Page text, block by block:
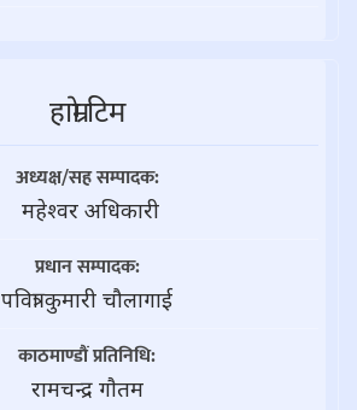
हाम्राे टिम
अध्यक्ष/सह सम्पादक:
महेश्वर अधिकारी
प्रधान सम्पादक:
पवित्रा कुमारी चौलागाई
काठमाण्डौं प्रतिनिधि:
रामचन्द्र गाैतम